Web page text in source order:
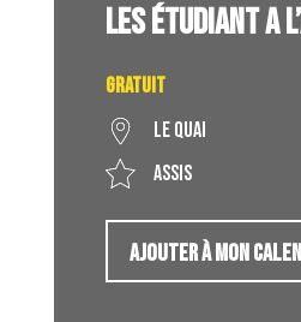
LES ÉTUDIANT A
Gratuit
LE QUAI
Assis
AJOUTER À MON